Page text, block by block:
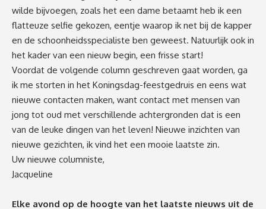
wilde bijvoegen, zoals het een dame betaamt heb ik een
flatteuze selfie gekozen, eentje waarop ik net bij de kapper
en de schoonheidsspecialiste ben geweest. Natuurlijk ook in
het kader van een nieuw begin, een frisse start!
Voordat de volgende column geschreven gaat worden, ga
ik me storten in het Koningsdag-feestgedruis en eens wat
nieuwe contacten maken, want contact met mensen van
jong tot oud met verschillende achtergronden dat is een
van de leuke dingen van het leven! Nieuwe inzichten van
nieuwe gezichten, ik vind het een mooie laatste zin.
Uw nieuwe columniste,
Jacqueline
Elke avond op de hoogte van het laatste nieuws uit de